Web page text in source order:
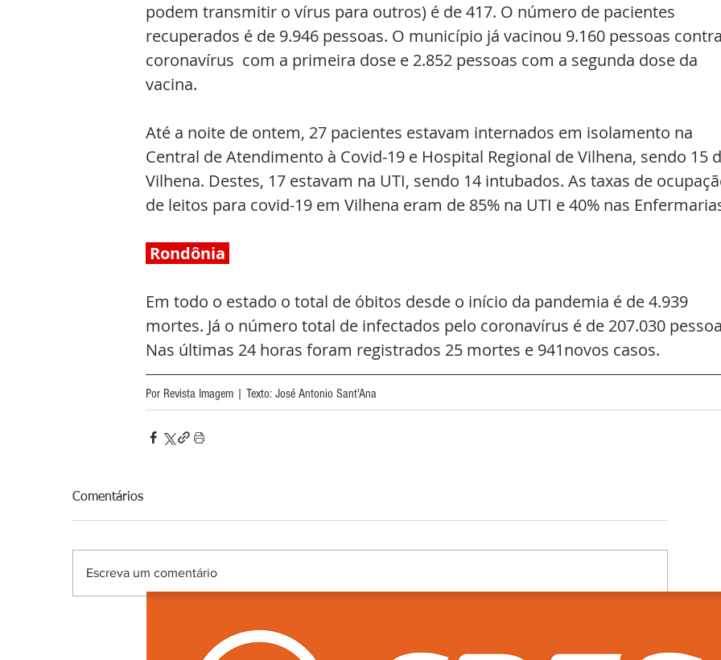
podem transmitir o vírus para outros) é de 417. O número de pacientes
recuperados é de 9.946 pessoas. O município já vacinou 9.160 pessoas
coronavírus  com a primeira dose e 2.852 pessoas com a segunda dose da
vacina.
Até a noite de ontem, 27 pacientes estavam internados em isolamento na
Central de Atendimento à Covid-19 e Hospital Regional de Vilhena, sendo 15
Vilhena. Destes, 17 estavam na UTI, sendo 14 intubados. As taxas de
de leitos para covid-19 em Vilhena eram de 85% na UTI e 40% nas
Rondônia
Em todo o estado o total de óbitos desde o início da pandemia é de 4.939
mortes. Já o número total de infectados pelo coronavírus é de 207.030
Nas últimas 24 horas foram registrados 25 mortes e 941novos casos.
Por Revista Imagem | Texto: José Antonio Sant'Ana
Comentários
Escreva um comentário